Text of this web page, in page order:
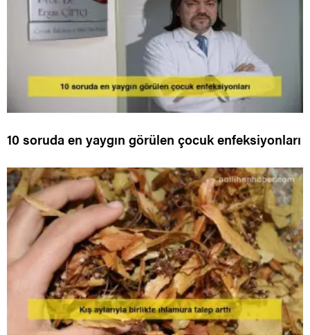
10 soruda en yaygın görülen çocuk enfeksiyonları